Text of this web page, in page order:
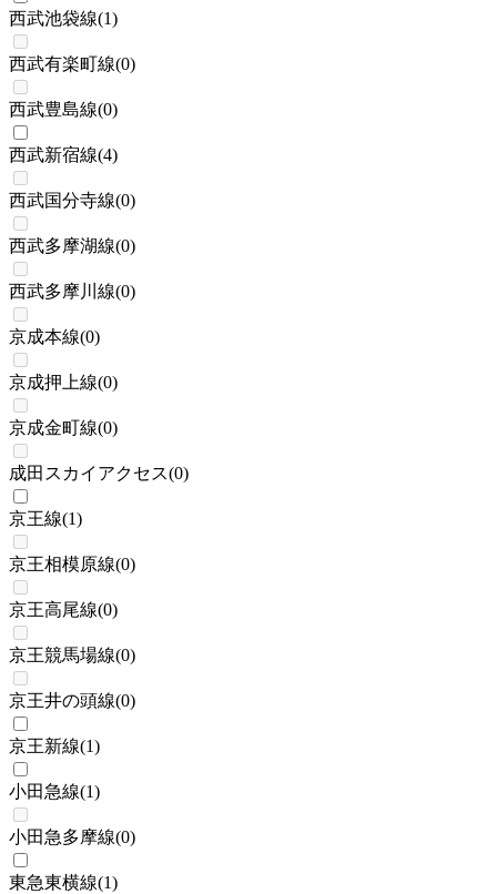
西武池袋線(1)
西武有楽町線(0)
西武豊島線(0)
西武新宿線(4)
西武国分寺線(0)
西武多摩湖線(0)
西武多摩川線(0)
京成本線(0)
京成押上線(0)
京成金町線(0)
成田スカイアクセス(0)
京王線(1)
京王相模原線(0)
京王高尾線(0)
京王競馬場線(0)
京王井の頭線(0)
京王新線(1)
小田急線(1)
小田急多摩線(0)
東急東横線(1)